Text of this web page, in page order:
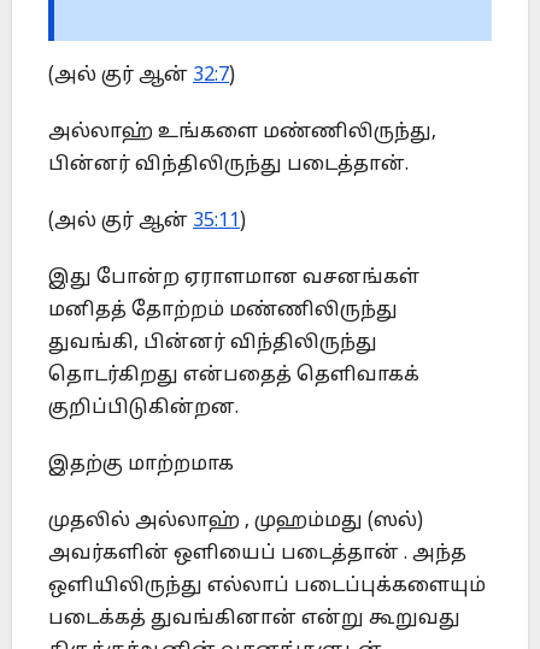
(அல் குர் ஆன் 32:7)
அல்லாஹ் உங்களை மண்ணிலிருந்து,
பின்னர் விந்திலிருந்து படைத்தான்.
(அல் குர் ஆன் 35:11)
இது போன்ற ஏராளமான வசனங்கள்
மனிதத் தோற்றம் மண்ணிலிருந்து
துவங்கி, பின்னர் விந்திலிருந்து
தொடர்கிறது என்பதைத் தெளிவாகக்
குறிப்பிடுகின்றன.
இதற்கு மாற்றமாக
முதலில் அல்லாஹ் , முஹம்மது (ஸல்)
அவர்களின் ஒளியைப் படைத்தான் . அந்த
ஒளியிலிருந்து எல்லாப் படைப்புக்களையும்
படைக்கத் துவங்கினான் என்று கூறுவது